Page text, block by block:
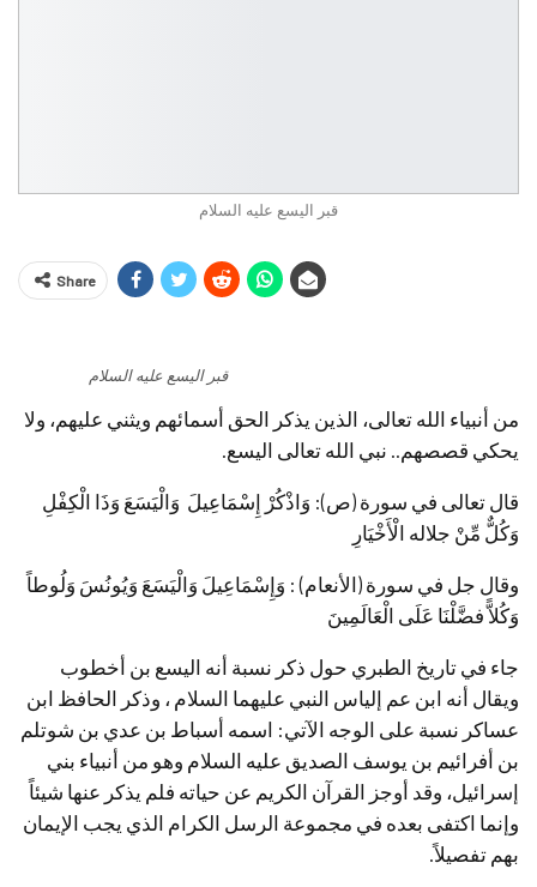
قبر اليسع عليه السلام
Share
قبر اليسع عليه السلام
من أنبياء الله تعالى، الذين يذكر الحق أسمائهم ويثني عليهم، ولا
يحكي قصصهم.. نبي الله تعالى اليسع.
قال تعالى في سورة (ص): وَاذْكُرْ إِسْمَاعِيلَ وَالْيَسَعَ وَذَا الْكِفْلِ
وَكُلٌّ مِّنْ جلاله الْأَخْيَارِ
وقال جل في سورة (الأنعام) : وَإِسْمَاعِيلَ وَالْيَسَعَ وَيُونُسَ وَلُوطاً
وَكُلاًّ فضَّلْنَا عَلَى الْعَالَمِينَ
جاء في تاريخ الطبري حول ذكر نسبة أنه اليسع بن أخطوب
ويقال أنه ابن عم إلياس النبي عليهما السلام ، وذكر الحافظ ابن
عساكر نسبة على الوجه الآتي: اسمه أسباط بن عدي بن شوتلم
بن أفرائيم بن يوسف الصديق عليه السلام وهو من أنبياء بني
إسرائيل، وقد أوجز القرآن الكريم عن حياته فلم يذكر عنها شيئاً
وإنما اكتفى بعده في مجموعة الرسل الكرام الذي يجب الإيمان
بهم تفصيلاً.